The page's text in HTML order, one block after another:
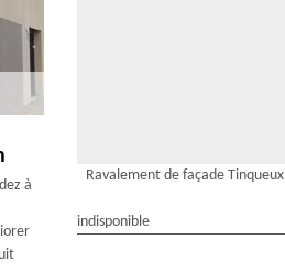
à
Ravalement de façade Tinqueux
indisponible